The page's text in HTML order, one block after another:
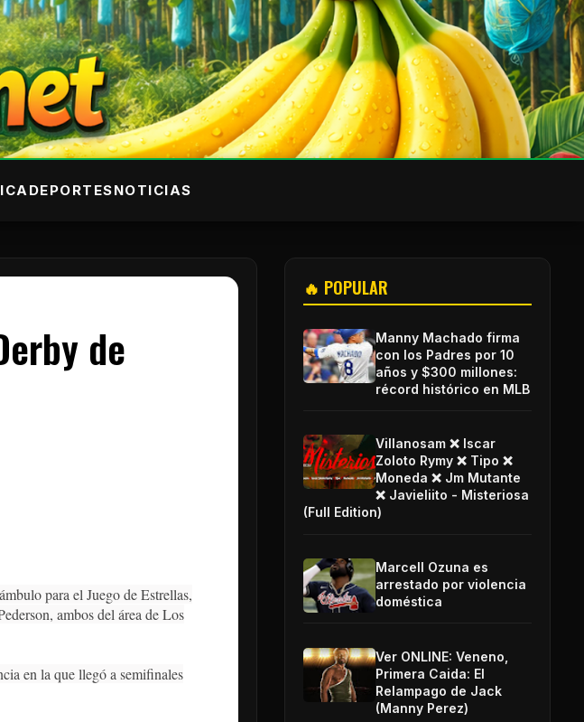
DEPORTESNOTICIAS
de
para el Juego de Estrellas,
ambos del área de Los
en la que llegó a semifinales
🔥 POPULAR
Manny Machado firma
con los Padres por 10
años y $300 millones:
récord histórico en MLB
Villanosam ❌ Iscar
Zoloto Rymy ❌ Tipo ❌
Moneda ❌ Jm Mutante
❌ Javieliito - Misteriosa
(Full Edition)
Marcell Ozuna es
arrestado por violencia
doméstica
Ver ONLINE: Veneno,
Primera Caida: El
Relampago de Jack
(Manny Perez)